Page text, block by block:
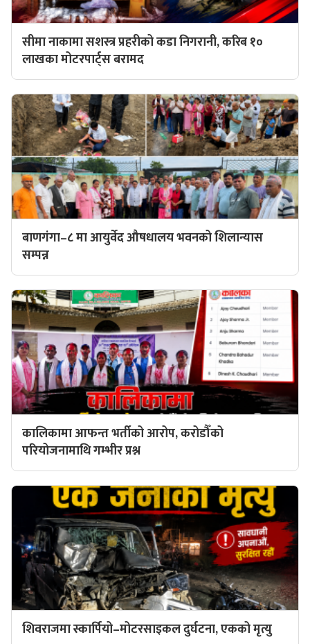
सीमा नाकामा सशस्त्र प्रहरीको कडा निगरानी, करिब १०
लाखका मोटरपार्ट्स बरामद
बाणगंगा–८ मा आयुर्वेद औषधालय भवनको शिलान्यास
सम्पन्न
कालिकामा आफन्त भर्तीको आरोप, करोडौँको
परियोजनामाथि गम्भीर प्रश्न
शिवराजमा स्कार्पियो–मोटरसाइकल दुर्घटना, एकको मृत्यु